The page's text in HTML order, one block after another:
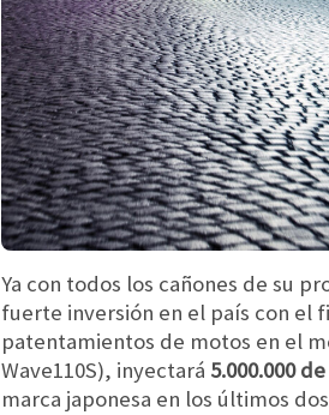
Ya con todos los cañones de su
fuerte inversión en el país con el
patentamientos de motos en el
Wave110S), inyectará 5.000.000
marca japonesa en los últimos